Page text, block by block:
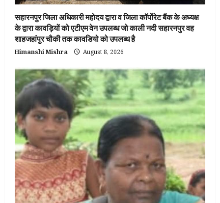
सहारनपुर जिला अधिकारी महोदय द्वारा व जिला कॉर्पोरेट बैंक के अध्यक्ष
के द्वारा कावड़ियों को एटीएम वेन उपलब्ध जो काली नदी सहारनपुर वह
शाहजहांपुर चौकी तक कावडियो को उपलब्ध है
Himanshi Mishra August 8, 2026